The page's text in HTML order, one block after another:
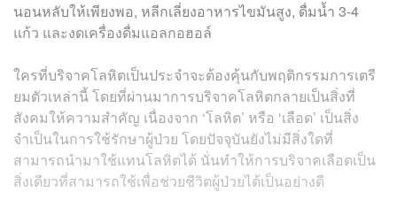
นอนหลับให้เพียงพอ, หลีกเลี่ยงอาหารไขมันสูง, ดื่มน้ำ 3-4
แก้ว และงดเครื่องดื่มแอลกอฮอล์
ใครที่บริจาคโลหิตเป็นประจำจะต้องคุ้นกับพฤติกรรมการเตรี
ยมตัวเหล่านี้ โดยที่ผ่านมาการบริจาคโลหิตกลายเป็นสิ่งที่
สังคมให้ความสำคัญ เนื่องจาก ‘โลหิต’ หรือ ‘เลือด’ เป็นสิ่ง
จำเป็นในการใช้รักษาผู้ป่วย โดยปัจจุบันยังไม่มีสิ่งใดที่
สามารถนำมาใช้แทนโลหิตได้ นั่นทำให้การบริจาคเลือดเป็น
สิ่งเดียวที่สามารถใช้เพื่อช่วยชีวิตผู้ป่วยได้เป็นอย่างดี